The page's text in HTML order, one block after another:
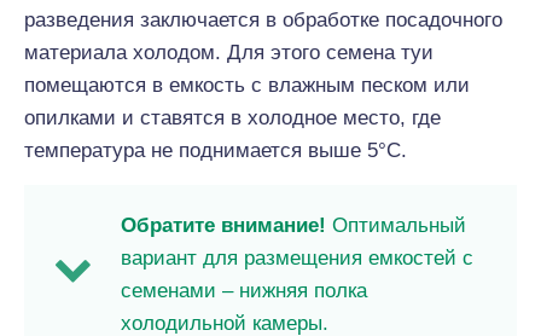
разведения заключается в обработке посадочного
материала холодом. Для этого семена туи
помещаются в емкость с влажным песком или
опилками и ставятся в холодное место, где
температура не поднимается выше 5°С.
Обратите внимание! Оптимальный
вариант для размещения емкостей с
семенами – нижняя полка
холодильной камеры.